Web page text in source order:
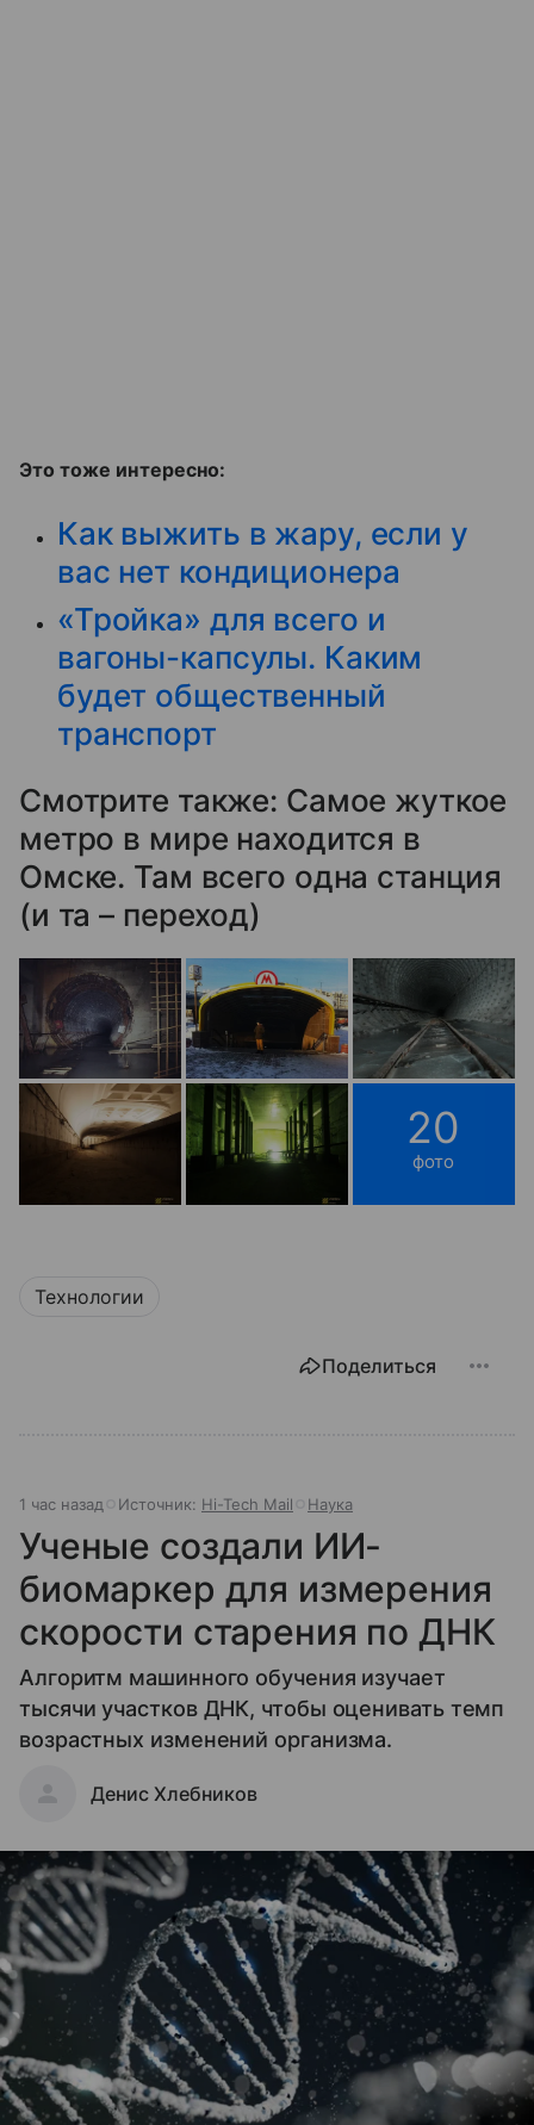
Это тоже интересно:
Как выжить в жару, если у
вас нет кондиционера
«Тройка» для всего и
вагоны-капсулы. Каким
будет общественный
транспорт
Смотрите также: Самое жуткое
метро в мире находится в
Омске. Там всего одна станция
(и та – переход)
20
фото
Технологии
Поделиться
1 час назад Источник: Hi-Tech Mail Наука
Ученые создали ИИ-
биомаркер для измерения
скорости старения по ДНК
Алгоритм машинного обучения изучает
тысячи участков ДНК, чтобы оценивать темп
возрастных изменений организма.
Денис Хлебников